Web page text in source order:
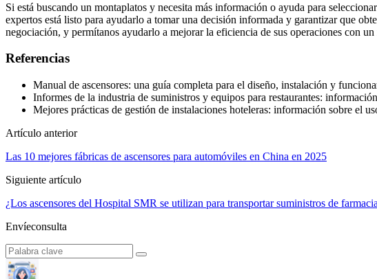
Si está buscando un montaplatos y necesita más información o ayuda para
expertos está listo para ayudarlo a tomar una decisión informada y garantizar que
negociación, y permítanos ayudarlo a mejorar la eficiencia de sus operaciones con
Referencias
Manual de ascensores: una guía completa para el diseño, instalación y
Informes de la industria de suministros y equipos para restaurantes:
Mejores prácticas de gestión de instalaciones hoteleras: información sobre el
Artículo anterior
Las 10 mejores fábricas de ascensores para automóviles en China en 2025
Siguiente artículo
¿Los ascensores del Hospital SMR se utilizan para transportar suministros de
Envíeconsulta